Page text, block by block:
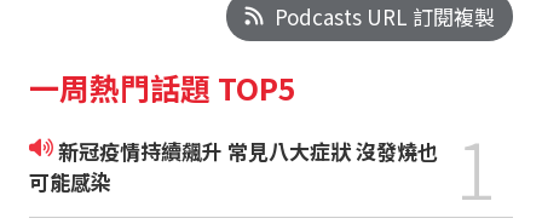
Podcasts URL 訂閱複製
一周熱門話題 TOP5
新冠疫情持續飆升 常見八大症狀 沒發燒也
可能感染
1